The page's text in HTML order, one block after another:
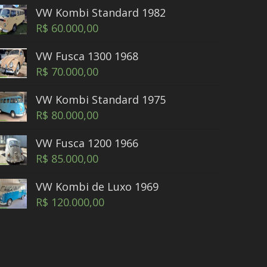
VW Kombi Standard 1982
R$ 60.000,00
VW Fusca 1300 1968
R$ 70.000,00
VW Kombi Standard 1975
R$ 80.000,00
VW Fusca 1200 1966
R$ 85.000,00
VW Kombi de Luxo 1969
R$ 120.000,00